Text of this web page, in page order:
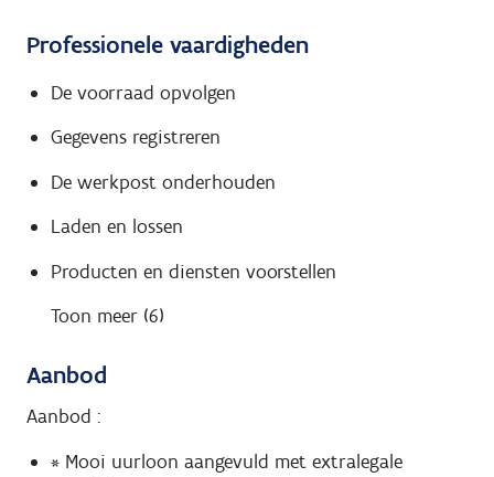
Professionele vaardigheden
De voorraad opvolgen
Gegevens registreren
De werkpost onderhouden
Laden en lossen
Producten en diensten voorstellen
Toon meer (6)
Aanbod
Aanbod :
* Mooi uurloon aangevuld met extralegale